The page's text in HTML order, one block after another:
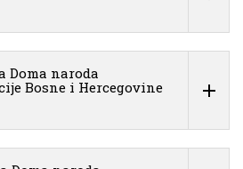
Doma naroda
Bosne i Hercegovine